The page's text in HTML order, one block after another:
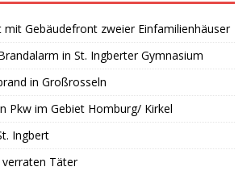
mit Gebäudefront zweier Einfamilienhäuser
in St. Ingberter Gymnasium
in Großrosseln
Pkw im Gebiet Homburg/ Kirkel
Ingbert
verraten Täter